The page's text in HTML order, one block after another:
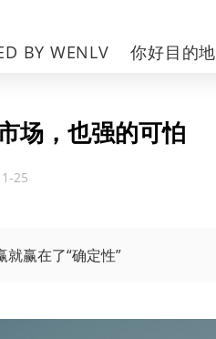
BY WENLV 你好目的地
场，也强的可怕
25
就赢在了“确定性”